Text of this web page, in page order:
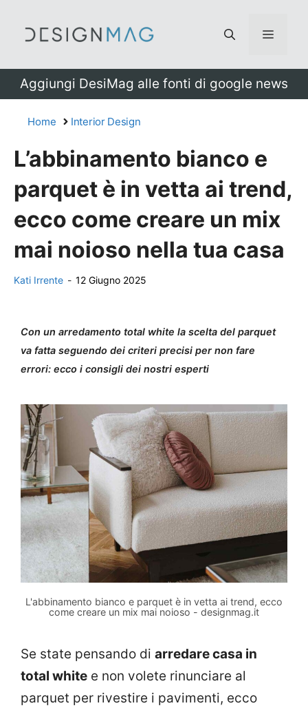
Menu
Aggiungi DesiMag alle fonti di google news
Home Interior Design
L’abbinamento bianco e
parquet è in vetta ai trend,
ecco come creare un mix
mai noioso nella tua casa
Kati Irrente - 12 Giugno 2025
Con un arredamento total white la scelta del parquet
va fatta seguendo dei criteri precisi per non fare
errori: ecco i consigli dei nostri esperti
L'abbinamento bianco e parquet è in vetta ai trend, ecco
come creare un mix mai noioso - designmag.it
Se state pensando di arredare casa in
total white e non volete rinunciare al
parquet per rivestire i pavimenti, ecco